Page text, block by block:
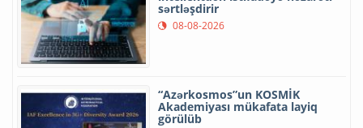
sərtləşdirir
08-08-2026
“Azərkosmos”un KOSMİK
Akademiyası mükafata layiq
görülüb